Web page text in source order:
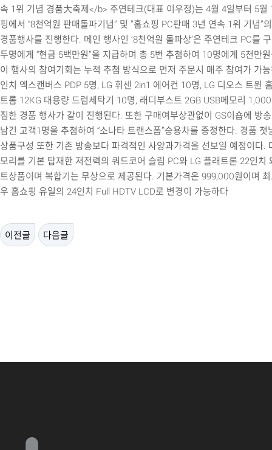
속 1위 기념 경품大축제</b> 주연테크(대표 이우정)는 4월 4일부터 5월
핑에서 “8천억원 판매돌파기념” 및 ”홈쇼핑 PC판매 3년 연속 1위 기념”
경품행사를 진행한다. 메인 행사인 ‘8천억원 돌파상’은 주연테크 PC를
두명에게 “현금 5백만원”을 지급하며 총 5번 추첨하여 10명에게 5천만
이 행사의 참여기회는 누적 추첨 방식으로 먼저 주문시 매주 참여가 가
인치 엑스캔버스 PDP 5명, LG 휘센 2in1 에어컨 10명, LG 디오스 트윈
트롬 12KG 대용량 드럼세탁기 10명, 래디부스트 2GB USB메모리
짐한 경품 행사가 같이 진행된다. 또한 구매여부상관없이 GS이숍에 방
남긴 고객1명을 추첨하여 “소나타 트랜스폼”승용차를 증정한다. 경품
상품구성 또한 기존 방송보다 파격적인 사양과가격을 선보일 예정이다.
모리를 기본 탑재한 저전력의 쿼드코어 슬림 PC와 LG 플래트론 22인치
트상품이며 복합기는 무상으로 제공된다. 기본가격은 999,000원이며
우 홈쇼핑 유일의 24인치 Full HDTV LCD로 변경이 가능하다
이전글 다음글